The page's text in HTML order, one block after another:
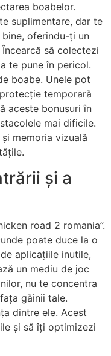
boabelor.
suplimentare, dar te
oferindu-ți un
să colectezi
te pune în pericol.
boabe. Unele pot
temporară
aceste bonusuri în
mai dificile.
memoria vizuală
și a
road 2 romania”.
poate duce la o
aplicațiile inutile,
un mediu de joc
nu te concentra
găinii tale.
dintre ele. Acest
și să îți optimizezi